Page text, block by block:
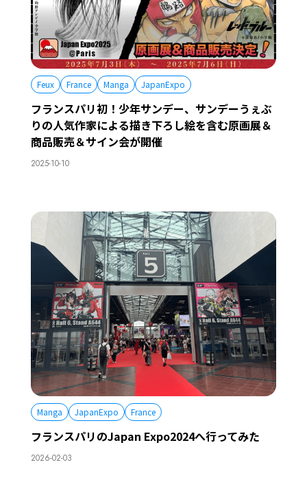
Feux France Manga JapanExpo
フランスパリ初！少年サンデー、サンデーうぇぶ
りの人気作家による描き下ろし絵を含む原画展＆
商品販売＆サイン会が開催
2025-10-10
Manga JapanExpo France
フランスパリのJapan Expo2024へ行ってみた
2026-02-03